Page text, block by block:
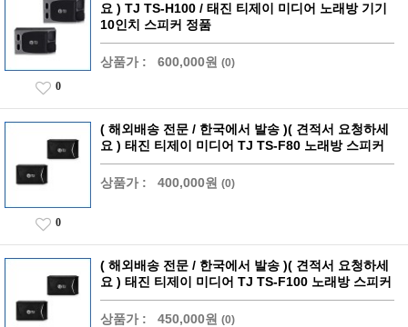
요 ) TJ TS-H100 / 태진 티제이 미디어 노래방 기기
10인치 스피커 정품
상품가 : 600,000원 (0)
0
( 해외배송 전문 / 한국에서 발송 )( 견적서 요청하세
요 ) 태진 티제이 미디어 TJ TS-F80 노래방 스피커
상품가 : 400,000원 (0)
0
( 해외배송 전문 / 한국에서 발송 )( 견적서 요청하세
요 ) 태진 티제이 미디어 TJ TS-F100 노래방 스피커
상품가 : 450,000원 (0)